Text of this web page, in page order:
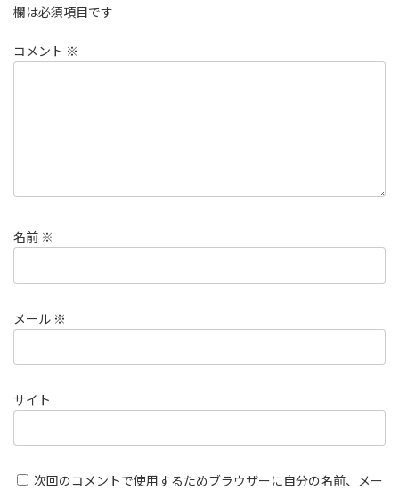
欄は必須項目です
コメント ※
名前 ※
メール ※
サイト
次回のコメントで使用するためブラウザーに自分の名前、メー